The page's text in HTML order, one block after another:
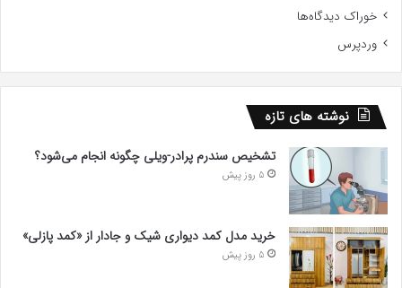
خوراک دیدگاه‌ها
وردپرس
نوشته های تازه
تشخیص سندرم پرادر-ویلی چگونه انجام می‌شود؟
5 روز پیش
خرید مدل کمد دیواری شیک و جادار از «کمد پازلی»
5 روز پیش